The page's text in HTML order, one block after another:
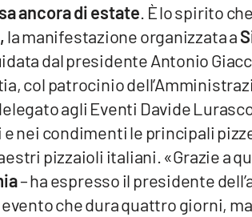
ancora di estate. È lo spirito
la manifestazione organizzata a
dal presidente Antonio
col patrocinio
agli Eventi Davide
nei condimenti le principali
pizzaioli italiani. «Grazie a
– ha espresso il presidente
che dura quattro giorni,